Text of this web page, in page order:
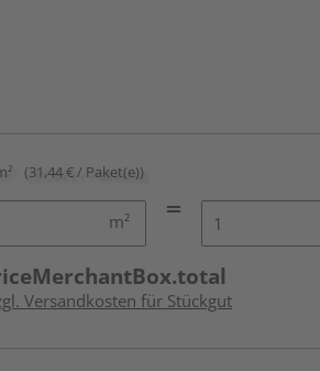
(31,44 € / Paket(e))
m²
Versandkosten für Stückgut